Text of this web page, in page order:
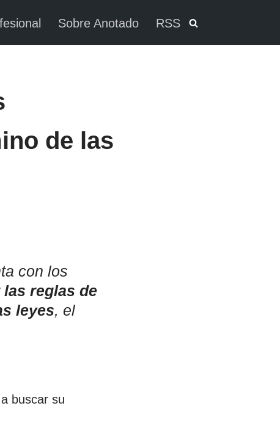
Sobre Anotado RSS
de las
con los
reglas de
leyes, el
buscar su